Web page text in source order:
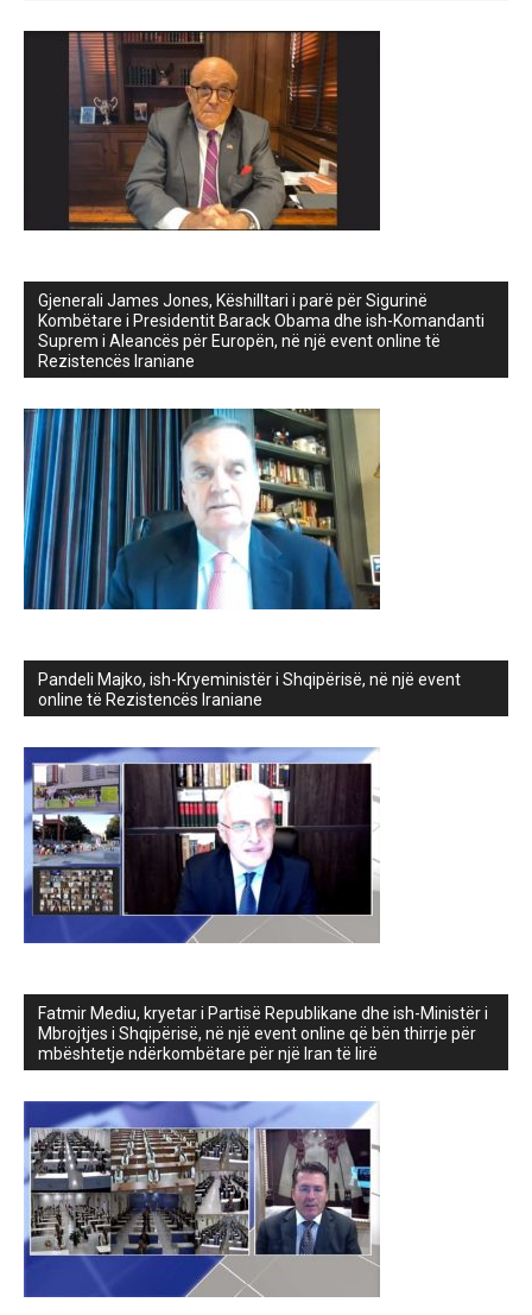
Gjenerali James Jones, Këshilltari i parë për Sigurinë
Kombëtare i Presidentit Barack Obama dhe ish-Komandanti
Suprem i Aleancës për Europën, në një event online të
Rezistencës Iraniane
Pandeli Majko, ish-Kryeministër i Shqipërisë, në një event
online të Rezistencës Iraniane
Fatmir Mediu, kryetar i Partisë Republikane dhe ish-Ministër i
Mbrojtjes i Shqipërisë, në një event online që bën thirrje për
mbështetje ndërkombëtare për një Iran të lirë